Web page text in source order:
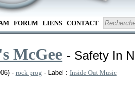
FORUM LIENS CONTACT
McGee - Safety In
- rock prog - Label : Inside Out Music